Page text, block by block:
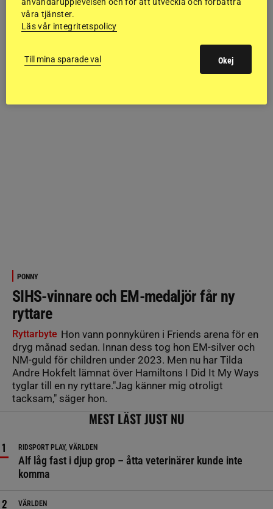
PONNY
SIHS-vinnare och EM-medaljör får ny
ryttare
Ryttarbyte Hon vann ponnyküren i Friends arena för en
dryg månad sedan. Innan dess tog hon EM-silver och
NM-guld för children under 2023. Men nu har Tilda
Andre Hokfelt lämnat över Hamiltons I Did It My Ways
tyglar till en ny ryttare."Jag känner mig otroligt
tacksam," säger hon.
MEST LÄST JUST NU
RIDSPORT PLAY, VÄRLDEN
Alf låg fast i djup grop – åtta veterinärer kunde inte
komma
VÄRLDEN
våra tjänster.
Läs vår integritetspolicy
Till mina sparade val Okej